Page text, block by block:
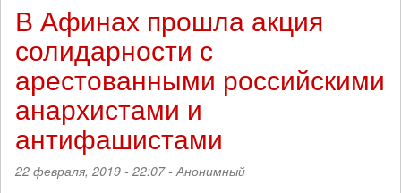
15
братство
против
высокомерия
В Афинах прошла акция
солидарности с
арестованными российскими
анархистами и
антифашистами
22 февраля, 2019 - 22:07 -Анонимный